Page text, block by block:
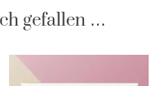
gefallen …